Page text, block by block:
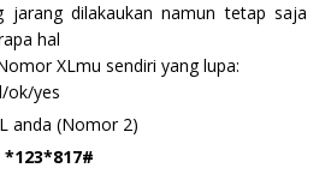
dilakaukan namun tetap saja
hal
XLmu sendiri yang lupa:
ok/yes
anda (Nomor 2)
*123*817#